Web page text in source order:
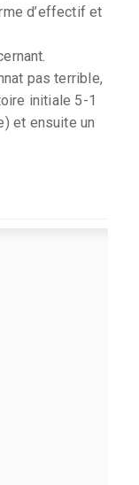
d’effectif et
pas terrible,
initiale 5-1
et ensuite un